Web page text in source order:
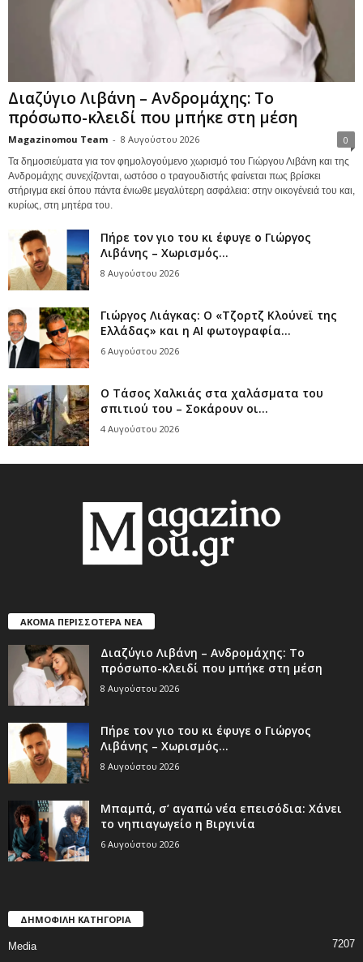
Διαζύγιο Λιβάνη – Ανδρομάχης: Το
πρόσωπο-κλειδί που μπήκε στη μέση
Magazinomou Team - 8 Αυγούστου 2026 0
Τα δημοσιεύματα για τον φημολογούμενο χωρισμό του Γιώργου Λιβάνη και της
Ανδρομάχης συνεχίζονται, ωστόσο ο τραγουδιστής φαίνεται πως βρίσκει
στήριγμα εκεί όπου πάντα ένιωθε μεγαλύτερη ασφάλεια: στην οικογένειά του και,
κυρίως, στη μητέρα του.
Πήρε τον γιο του κι έφυγε ο Γιώργος
Λιβάνης – Χωρισμός...
8 Αυγούστου 2026
Γιώργος Λιάγκας: Ο «Τζορτζ Κλούνεϊ της
Ελλάδας» και η AI φωτογραφία...
6 Αυγούστου 2026
Ο Τάσος Χαλκιάς στα χαλάσματα του
σπιτιού του – Σοκάρουν οι...
4 Αυγούστου 2026
ΑΚΟΜΑ ΠΕΡΙΣΣΟΤΕΡΑ ΝΕΑ
Διαζύγιο Λιβάνη – Ανδρομάχης: Το
πρόσωπο-κλειδί που μπήκε στη μέση
8 Αυγούστου 2026
Πήρε τον γιο του κι έφυγε ο Γιώργος
Λιβάνης – Χωρισμός...
8 Αυγούστου 2026
Μπαμπά, σ’ αγαπώ νέα επεισόδια: Χάνει
το νηπιαγωγείο η Βιργινία
6 Αυγούστου 2026
ΔΗΜΟΦΙΛΗ ΚΑΤΗΓΟΡΙΑ
Media 7207